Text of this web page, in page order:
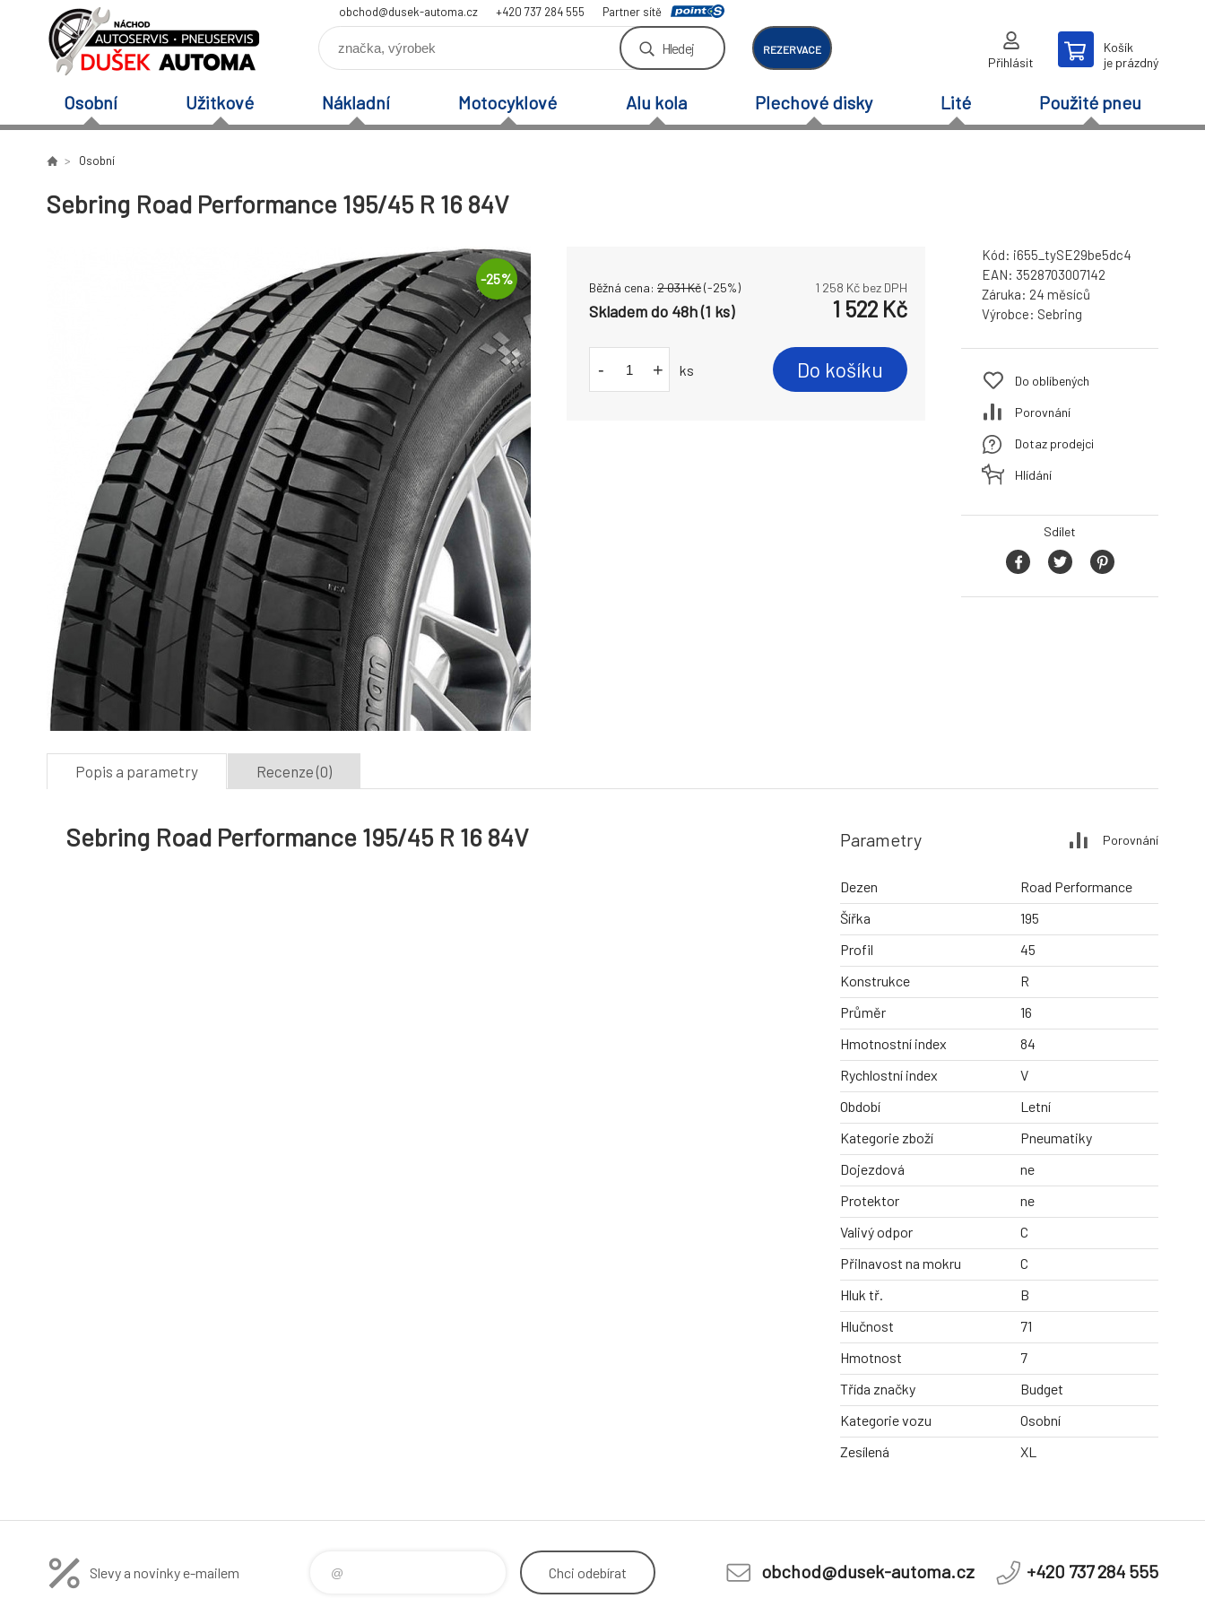
obchod@dusek-automa.cz +420 737 284 555 Partner sítě
Hledej REZERVACE
Přihlásit
Košík
je prázdný
Osobní Užitkové Nákladní Motocyklové Alu kola Plechové disky Lité Použité pneu
Osobní
Sebring Road Performance 195/45 R 16 84V
-25%
Běžná cena: 2 031Kč(-25%) 1 258 Kč bez DPH
Skladem do 48h (1 ks) 1 522 Kč
- + ks Do košíku
Kód: i655_tySE29be5dc4
EAN: 3528703007142
Záruka: 24 měsíců
Výrobce: Sebring
Do oblíbených
Porovnání
Dotaz prodejci
Hlídání
Sdílet
Popis a parametry Recenze (0)
Sebring Road Performance 195/45 R 16 84V Parametry Porovnání
Dezen
Road Performance
Šířka
195
Profil
45
Konstrukce
R
Průměr
16
Hmotnostní index
84
Rychlostní index
V
Období
Letní
Kategorie zboží
Pneumatiky
Dojezdová
ne
Protektor
ne
Valivý odpor
C
Přilnavost na mokru
C
Hluk tř.
B
Hlučnost
71
Hmotnost
7
Třída značky
Budget
Kategorie vozu
Osobní
Zesílená
XL
Slevy a novinky e-mailem Chci odebírat obchod@dusek-automa.cz +420 737 284 555